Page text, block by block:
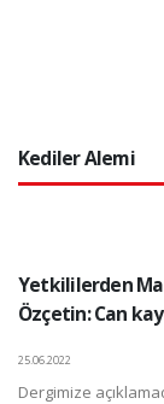
Kediler Alemi
Yetkililerden
Özçetin: Can
25.06.2022
Dergimize